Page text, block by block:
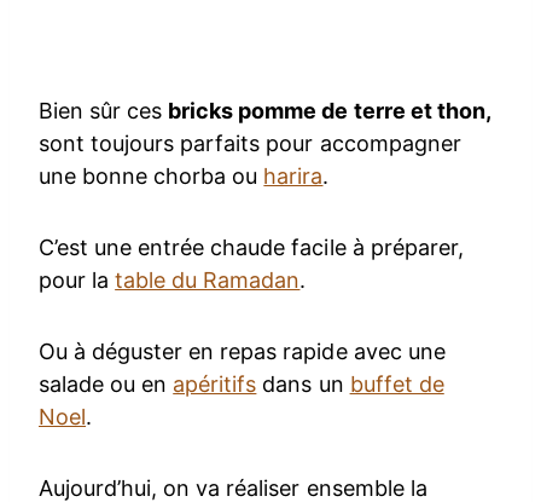
Bien sûr ces bricks pomme de terre et thon,
sont toujours parfaits pour accompagner
une bonne chorba ou harira.
C’est une entrée chaude facile à préparer,
pour latable du Ramadan.
Ou à déguster en repas rapide avec une
salade ou en apéritifs dans un buffet de
Noel.
Aujourd’hui, on va réaliser ensemble la